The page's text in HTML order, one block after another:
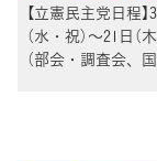
【立憲民主党日程】
（水・祝）～21日（
（部会・調査会、